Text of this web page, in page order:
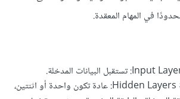
في المهام المعقدة.
الطبقات المخفية Hidden Layers: عادة تكون واحدة أو اثنتين،